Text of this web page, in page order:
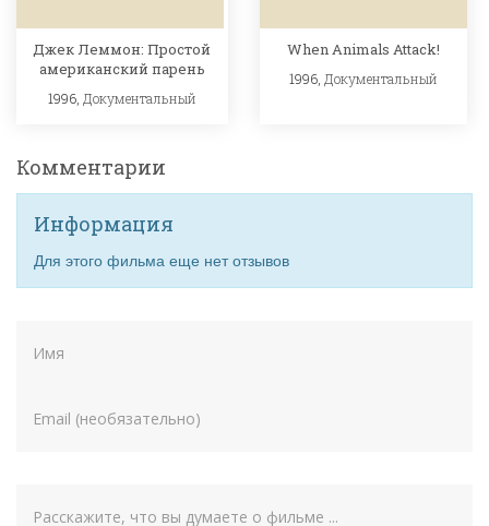
Джек Леммон: Простой
американский парень
1996, Документальный
When Animals Attack!
1996, Документальный
Комментарии
Информация
Для этого фильма еще нет отзывов